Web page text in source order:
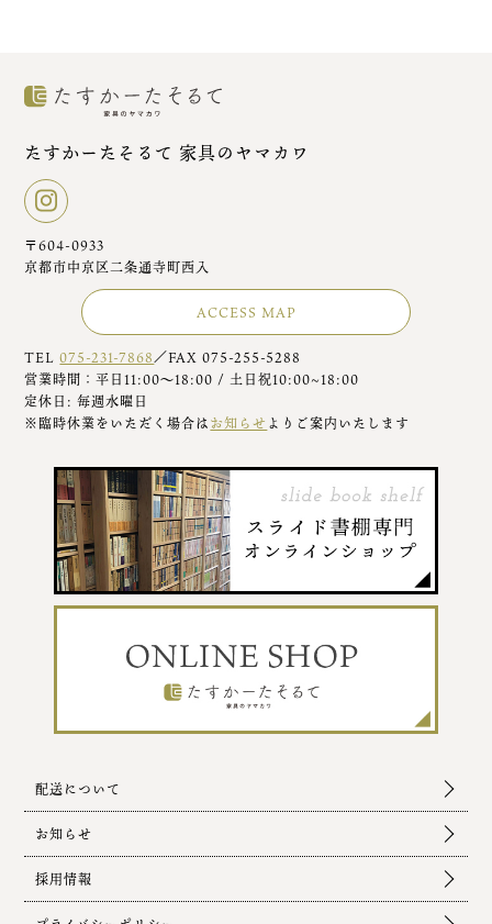
たすかーたそるて 家具のヤマカワ
〒604-0933
京都市中京区二条通寺町西入
ACCESS MAP
TEL075-231-7868／FAX 075-255-5288
営業時間：平日11:00～18:00 / 土日祝10:00~18:00
定休日: 毎週水曜日
※臨時休業をいただく場合はお知らせ よりご案内いたします
配送について
お知らせ
採用情報